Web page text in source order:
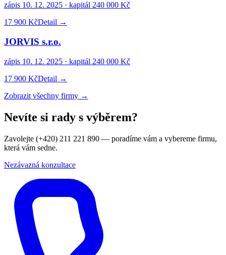
zápis 10. 12. 2025 · kapitál 240 000 Kč
17 900 KčDetail →
JORVIS s.r.o.
zápis 10. 12. 2025 · kapitál 240 000 Kč
17 900 KčDetail →
Zobrazit všechny firmy →
Nevíte si rady s výběrem?
Zavolejte (+420) 211 221 890 — poradíme vám a vybereme firmu,
která vám sedne.
Nezávazná konzultace